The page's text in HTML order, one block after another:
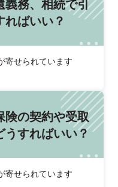
義務、相続で引
ばいい？
寄せられています
険の契約や受取
うすればいい？
寄せられています